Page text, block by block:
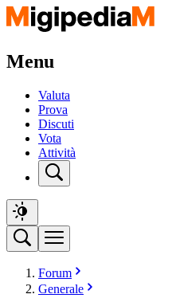
Menu
Valuta
Prova
Discuti
Vota
Attività
Forum
Generale